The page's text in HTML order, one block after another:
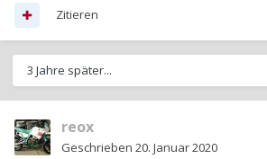
Zitieren
3 Jahre später...
reox
Geschrieben 20. Januar 2020